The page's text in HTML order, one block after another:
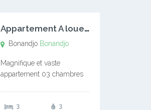
A
ppartement A louer Bonandjo
Bonandjo Bonandjo
Magnifique et vaste
appartement 03 chambres
douches 01 vaste salon 01
3
3